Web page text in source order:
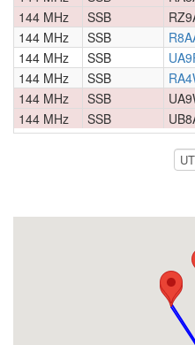
144 MHz
SSB
144 MHz
SSB
144 MHz
SSB
144 MHz
SSB
144 MHz
SSB
144 MHz
SSB